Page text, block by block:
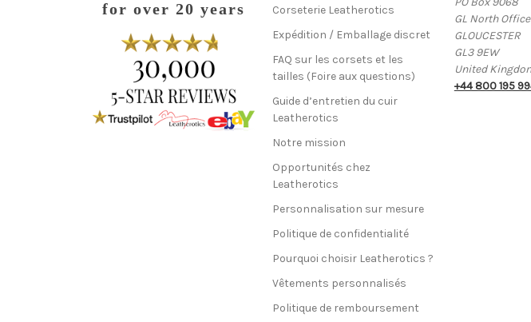
for over 20 years
Corseterie Leatherotics
Expédition / Emballage discret
FAQ sur les corsets et les
tailles (Foire aux questions)
Guide d’entretien du cuir
Leatherotics
Notre mission
Opportunités chez
Leatherotics
Personnalisation sur mesure
Politique de confidentialité
Pourquoi choisir Leatherotics ?
Vêtements personnalisés
Politique de remboursement
GL North Office
GLOUCESTER
GL3 9EW
United
+44 800 195